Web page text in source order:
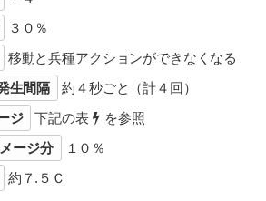
３０％
移動と兵種アクションができなくなる
生間隔
約４秒ごと（計４回）
ジ
下記の表
を参照
ージ分
１０％
約７.５Ｃ